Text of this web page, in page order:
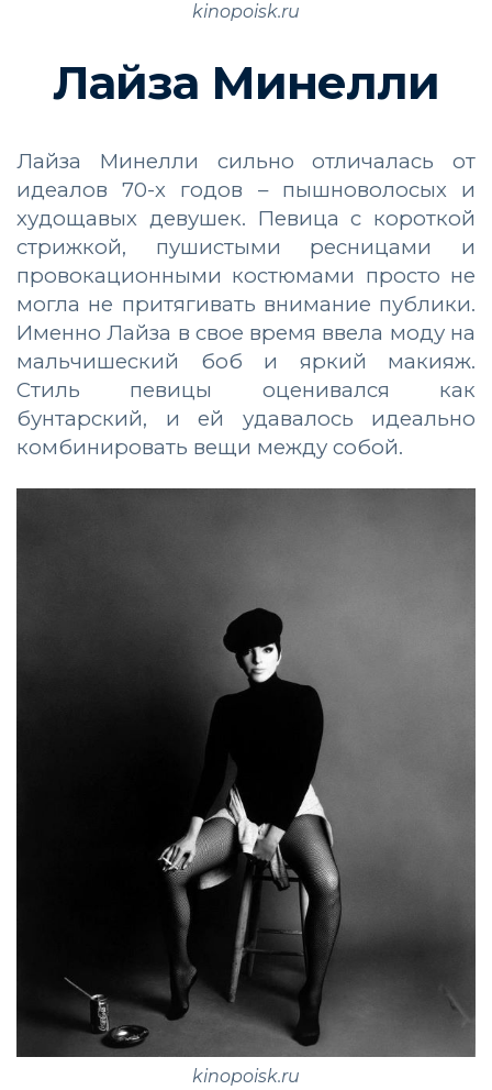
kinopoisk.ru
Лайза Минелли
Лайза Минелли сильно отличалась от
идеалов 70-х годов – пышноволосых и
худощавых девушек. Певица с короткой
стрижкой, пушистыми ресницами и
провокационными костюмами просто не
могла не притягивать внимание публики.
Именно Лайза в свое время ввела моду на
мальчишеский боб и яркий макияж.
Стиль певицы оценивался как
бунтарский, и ей удавалось идеально
комбинировать вещи между собой.
kinopoisk.ru